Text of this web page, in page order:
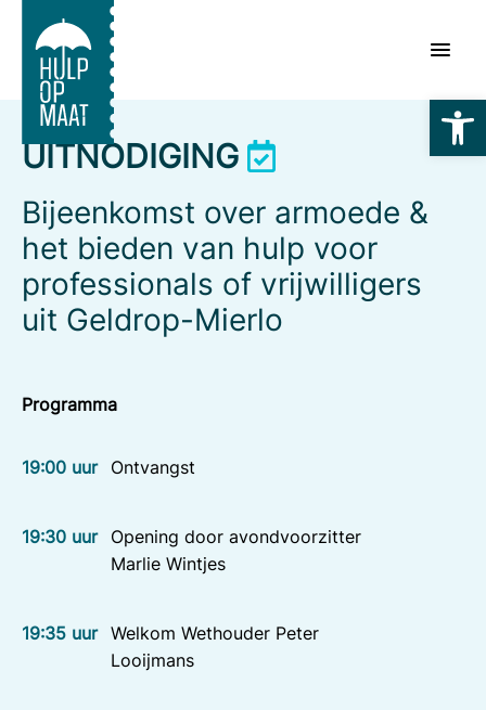
content
UITNODIGING
Bijeenkomst over armoede &
het bieden van hulp voor
professionals of vrijwilligers
uit Geldrop-Mierlo
Programma
19:00 uur Ontvangst
19:30 uur
Opening door avondvoorzitter
Marlie Wintjes
19:35 uur Welkom Wethouder Peter
Looijmans